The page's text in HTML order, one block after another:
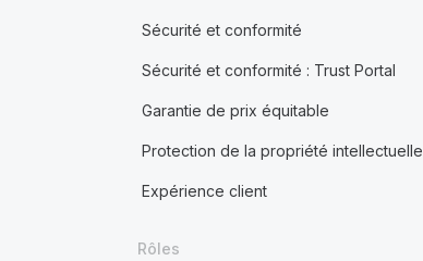
Sécurité et conformité
Sécurité et conformité : Trust Portal
Garantie de prix équitable
Protection de la propriété intellectuelle
Expérience client
Rôles